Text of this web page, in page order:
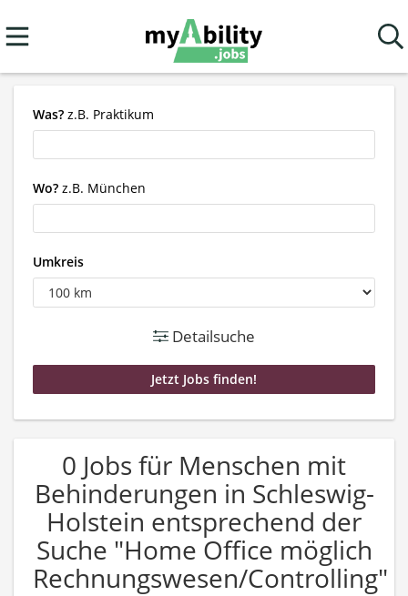
Was? z.B. Praktikum
Wo? z.B. München
Umkreis
Detailsuche
0 Jobs für Menschen mit
Behinderungen in Schleswig-
Holstein entsprechend der
Suche "Home Office möglich
Rechnungswesen/Controlling"